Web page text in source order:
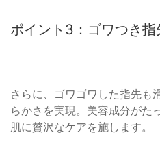
ポイント3：ゴワつき指
さらに、ゴワゴワした指先も
らかさを実現。美容成分がた
肌に贅沢なケアを施します。